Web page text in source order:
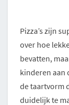
Pizza’s zijn
over hoe
bevatten,
kinderen aan
de taartvorm
duidelijk te